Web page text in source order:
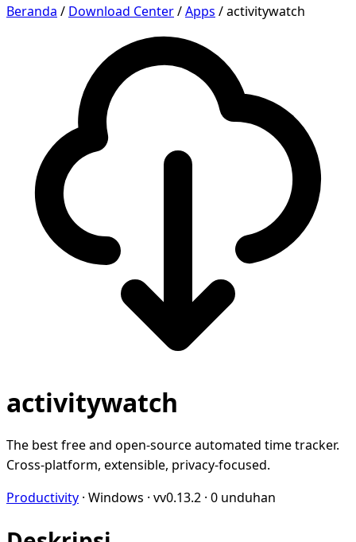
Beranda / Download Center/Apps /activitywatch
activitywatch
The best free and open-source automated time tracker.
Cross-platform, extensible, privacy-focused.
Productivity · Windows · vv0.13.2 · 0 unduhan